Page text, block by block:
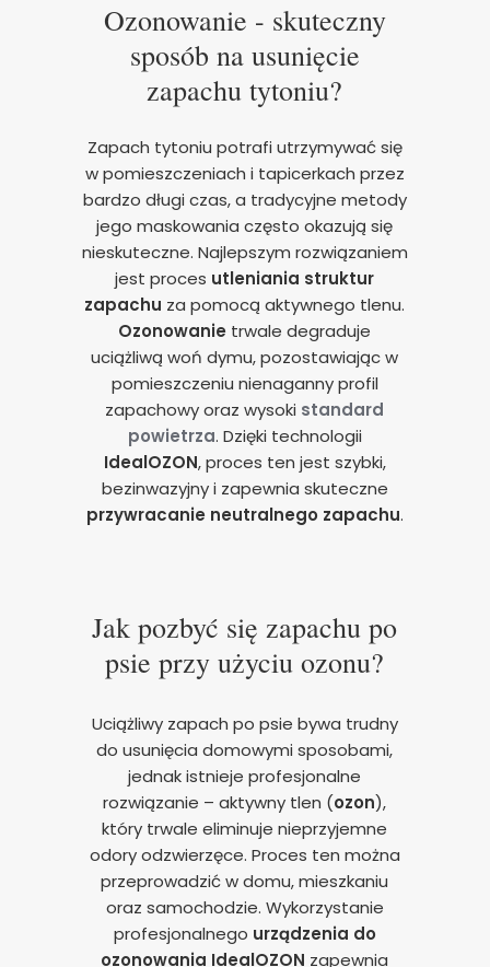
Ozonowanie - skuteczny
sposób na usunięcie
zapachu tytoniu?
Zapach tytoniu potrafi utrzymywać się
w pomieszczeniach i tapicerkach przez
bardzo długi czas, a tradycyjne metody
jego maskowania często okazują się
nieskuteczne. Najlepszym rozwiązaniem
jest proces utleniania struktur
zapachu za pomocą aktywnego tlenu.
Ozonowanie trwale degraduje
uciążliwą woń dymu, pozostawiając w
pomieszczeniu nienaganny profil
zapachowy oraz wysoki standard
powietrza. Dzięki technologii
IdealOZON, proces ten jest szybki,
bezinwazyjny i zapewnia skuteczne
przywracanie neutralnego zapachu.
Jak pozbyć się zapachu po
psie przy użyciu ozonu?
Uciążliwy zapach po psie bywa trudny
do usunięcia domowymi sposobami,
jednak istnieje profesjonalne
rozwiązanie – aktywny tlen (ozon),
który trwale eliminuje nieprzyjemne
odory odzwierzęce. Proces ten można
przeprowadzić w domu, mieszkaniu
oraz samochodzie. Wykorzystanie
profesjonalnego urządzenia do
ozonowania IdealOZON zapewnia